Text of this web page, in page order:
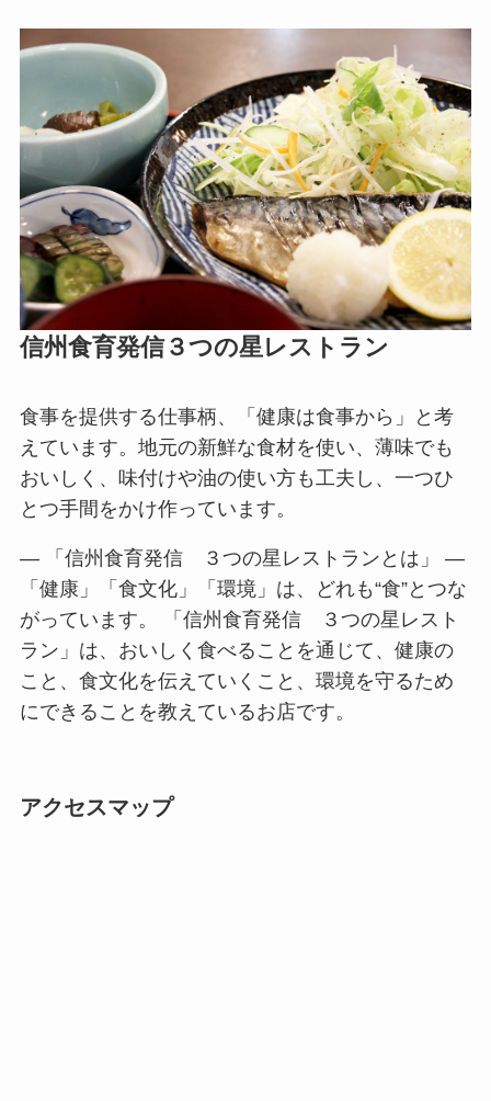
信州食育発信３つの星レストラン
食事を提供する仕事柄、「健康は食事から」と考
えています。地元の新鮮な食材を使い、薄味でも
おいしく、味付けや油の使い方も工夫し、一つひ
とつ手間をかけ作っています。
― 「信州食育発信 ３つの星レストランとは」 ―
「健康」「食文化」「環境」は、どれも“食”とつな
がっています。 「信州食育発信 ３つの星レスト
ラン」は、おいしく食べることを通じて、健康の
こと、食文化を伝えていくこと、環境を守るため
にできることを教えているお店です。
アクセスマップ